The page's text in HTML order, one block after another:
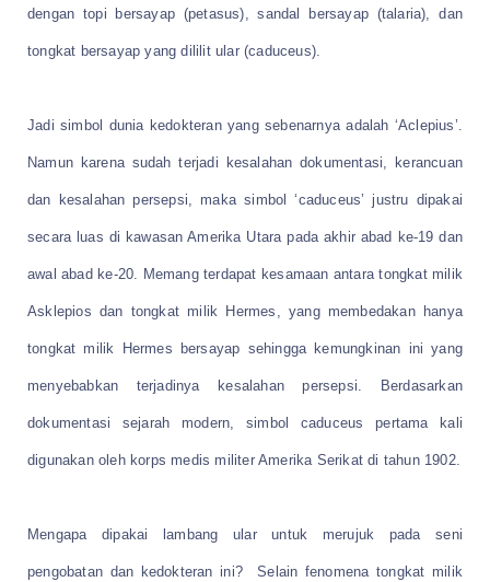
dengan topi bersayap (petasus), sandal bersayap (talaria), dan
tongkat bersayap yang dililit ular (caduceus).
Jadi simbol dunia kedokteran yang sebenarnya adalah ‘Aclepius’.
Namun karena sudah terjadi kesalahan dokumentasi, kerancuan
dan kesalahan persepsi, maka simbol ‘caduceus’ justru dipakai
secara luas di kawasan Amerika Utara pada akhir abad ke-19 dan
awal abad ke-20. Memang terdapat kesamaan antara tongkat milik
Asklepios dan tongkat milik Hermes, yang membedakan hanya
tongkat milik Hermes bersayap sehingga kemungkinan ini yang
menyebabkan terjadinya kesalahan persepsi. Berdasarkan
dokumentasi sejarah modern, simbol caduceus pertama kali
digunakan oleh korps medis militer Amerika Serikat di tahun 1902.
Mengapa dipakai lambang ular untuk merujuk pada seni
pengobatan dan kedokteran ini? Selain fenomena tongkat milik